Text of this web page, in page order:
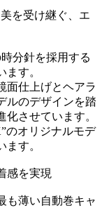
を受け継ぐ、エ
分針を採用する
す。
面仕上げとヘアラ
ルのデザインを踏
させています。
のオリジナルモデ
す。
感を実現
も薄い自動巻キャ